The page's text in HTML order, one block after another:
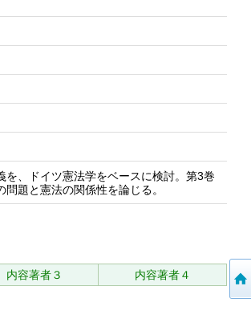
、ドイツ憲法学をベースに検討。第3巻
題と憲法の関係性を論じる。
内容著者３ 内容著者４